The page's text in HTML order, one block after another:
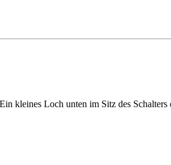
kleines Loch unten im Sitz des Schalters